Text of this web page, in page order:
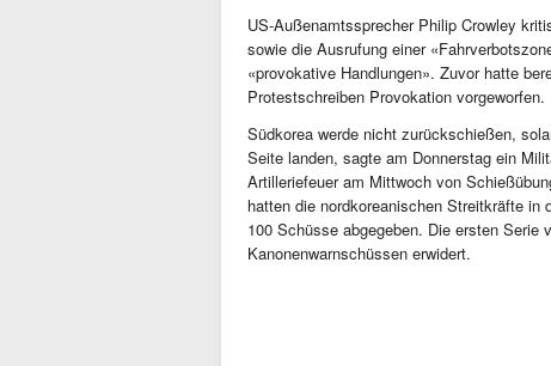
US-Außenamtssprecher Philip Crowley
sowie die Ausrufung einer
«provokative Handlungen». Zuvor hatte
Protestschreiben Provokation vorgeworfen.
Südkorea werde nicht zurückschießen,
Seite landen, sagte am Donnerstag ein
Artilleriefeuer am Mittwoch von
hatten die nordkoreanischen Streitkräfte in
100 Schüsse abgegeben. Die ersten
Kanonenwarnschüssen erwidert.